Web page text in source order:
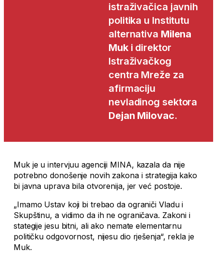
istraživačica javnih
politika u Institutu
alternativa Milena
Muki direktor
Istraživačkog
centra Mreže za
afirmaciju
nevladinog sektora
Dejan Milovac.
Muk je u intervjuu agenciji MINA, kazala da nije
potrebno donošenje novih zakona i strategija kako
bi javna uprava bila otvorenija, jer već postoje.
„Imamo Ustav koji bi trebao da ograniči Vladu i
Skupštinu, a vidimo da ih ne ograničava. Zakoni i
stategije jesu bitni, ali ako nemate elementarnu
političku odgovornost, nijesu dio rješenja“, rekla je
Muk.